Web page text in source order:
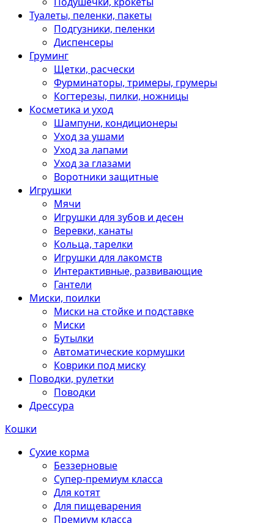
Туалеты, пеленки, пакеты
Подгузники, пеленки
Диспенсеры
Груминг
Щетки, расчески
Фурминаторы, тримеры, грумеры
Когтерезы, пилки, ножницы
Косметика и уход
Шампуни, кондиционеры
Уход за ушами
Уход за лапами
Уход за глазами
Воротники защитные
Игрушки
Мячи
Игрушки для зубов и десен
Веревки, канаты
Кольца, тарелки
Игрушки для лакомств
Интерактивные, развивающие
Гантели
Миски, поилки
Миски на стойке и подставке
Миски
Бутылки
Автоматические кормушки
Коврики под миску
Поводки, рулетки
Поводки
Дрессура
Кошки
Сухие корма
Беззерновые
Супер-премиум класса
Для котят
Для пищеварения
Премиум класса